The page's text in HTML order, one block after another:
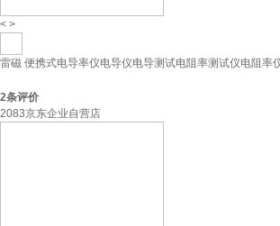
< >
雷磁 便携式电导率仪电导仪电导测试电阻率测试仪电阻率
2条评价
2083京东企业自营店